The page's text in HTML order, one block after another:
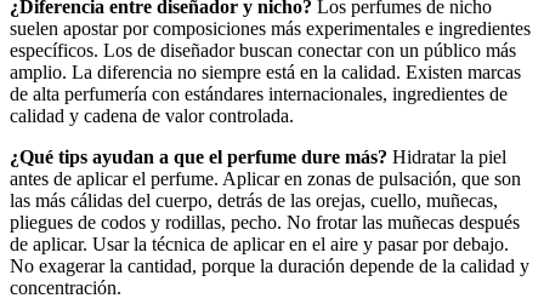
¿Diferencia entre diseñador y nicho? Los perfumes de nicho
suelen apostar por composiciones más experimentales e ingredientes
específicos. Los de diseñador buscan conectar con un público más
amplio. La diferencia no siempre está en la calidad. Existen marcas
de alta perfumería con estándares internacionales, ingredientes de
calidad y cadena de valor controlada.
¿Qué tips ayudan a que el perfume dure más? Hidratar la piel
antes de aplicar el perfume. Aplicar en zonas de pulsación, que son
las más cálidas del cuerpo, detrás de las orejas, cuello, muñecas,
pliegues de codos y rodillas, pecho. No frotar las muñecas después
de aplicar. Usar la técnica de aplicar en el aire y pasar por debajo.
No exagerar la cantidad, porque la duración depende de la calidad y
concentración.